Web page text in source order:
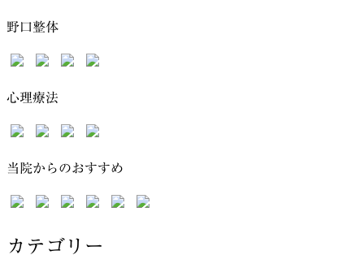
野口整体
心理療法
当院からのおすすめ
カテゴリー